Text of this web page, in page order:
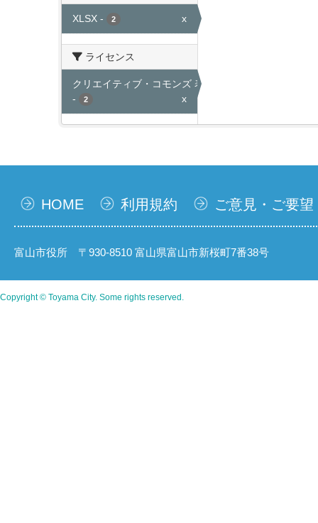
XLSX - 2 x
ライセンス
クリエイティブ・コモンズ 表示
-
2 x
HOME 利用規約 ご意見・ご要望
富山市役所 〒930-8510 富山県富山市新桜町7番38号
Copyright © Toyama City. Some rights reserved.